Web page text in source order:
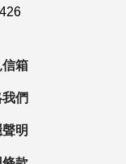
箱
們
明